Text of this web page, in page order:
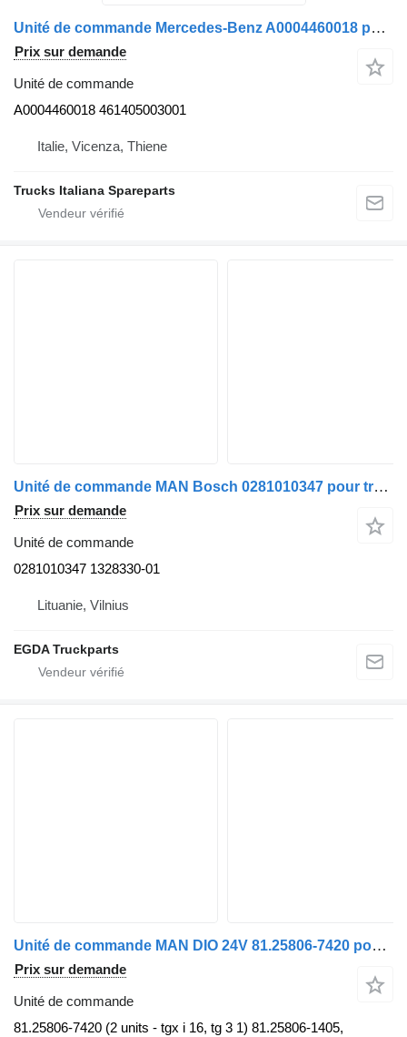
Unité de commande Mercedes-Benz A0004460018 pour camion Mercedes-Benz Actros 1997>2003
Prix sur demande
Unité de commande
A0004460018 461405003001
Italie, Vicenza, Thiene
Trucks Italiana Spareparts
Unité de commande MAN Bosch 0281010347 pour tracteur routier
Prix sur demande
Unité de commande
0281010347 1328330-01
Lituanie, Vilnius
EGDA Truckparts
Unité de commande MAN DIO 24V 81.25806-7420 pour tracteur routier
Prix sur demande
Unité de commande
81.25806-7420 (2 units - tgx i 16, tg 3 1) 81.25806-1405,